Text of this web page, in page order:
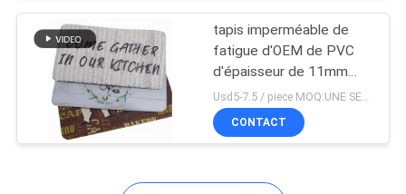
Poignée de poignée
de caoutchouc
mousse
tapis imperméable de
fatigue d'OEM de PVC
d'épaisseur de 11mm
anti
Usd5-7.5 / piece MOQ:UNE SEULE PIÈCE
CONTACT